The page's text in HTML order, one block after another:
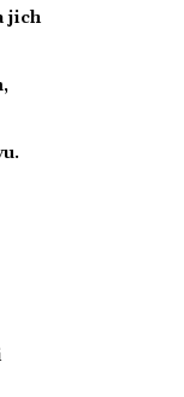
jich